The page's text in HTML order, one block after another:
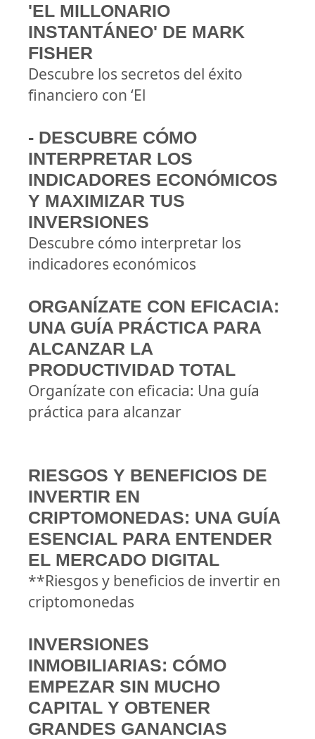
'EL MILLONARIO
INSTANTÁNEO' DE MARK
FISHER
Descubre los secretos del éxito
financiero con ‘El
- DESCUBRE CÓMO
INTERPRETAR LOS
INDICADORES ECONÓMICOS
Y MAXIMIZAR TUS
INVERSIONES
Descubre cómo interpretar los
indicadores económicos
ORGANÍZATE CON EFICACIA:
UNA GUÍA PRÁCTICA PARA
ALCANZAR LA
PRODUCTIVIDAD TOTAL
Organízate con eficacia: Una guía
práctica para alcanzar
RIESGOS Y BENEFICIOS DE
INVERTIR EN
CRIPTOMONEDAS: UNA GUÍA
ESENCIAL PARA ENTENDER
EL MERCADO DIGITAL
**Riesgos y beneficios de invertir en
criptomonedas
INVERSIONES
INMOBILIARIAS: CÓMO
EMPEZAR SIN MUCHO
CAPITAL Y OBTENER
GRANDES GANANCIAS